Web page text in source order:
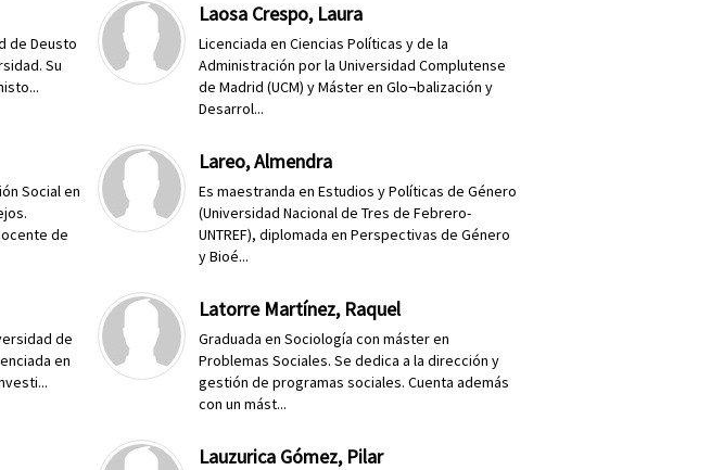
de Deusto
Su
Laosa Crespo, Laura
Licenciada en Ciencias Políticas y de la
Administración por la Universidad Complutense
de Madrid (UCM) y Máster en Glo¬balización y
Desarrol...
Social en
de
Lareo, Almendra
Es maestranda en Estudios y Políticas de Género
(Universidad Nacional de Tres de Febrero-
UNTREF), diplomada en Perspectivas de Género
y Bioé...
de
en
Latorre Martínez, Raquel
Graduada en Sociología con máster en
Problemas Sociales. Se dedica a la dirección y
gestión de programas sociales. Cuenta además
con un mást...
Lauzurica Gómez, Pilar